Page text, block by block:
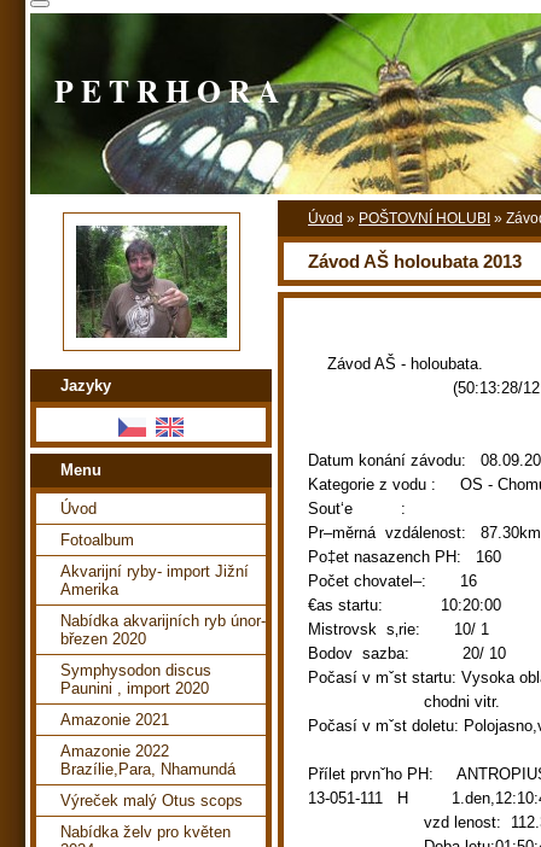
P E T R H O R A
Úvod » POŠTOVNÍ HOLUBI »
Závod AŠ holoubata 2013
Závod AŠ - holoubata.
(50:13:28/
Datum konání závodu:
Kategorie z vodu : OS -
Sout‘e :
Pr–měrná vzdálenost:
Po‡et nasazench PH: 160
Počet chovatel–: 16
€as startu: 10:20:00
Mistrovsk s‚rie: 10/ 1
Bodov sazba: 20/ 10
Počasí v mˇst startu: Vysoka
chodni
Počasí v mˇst doletu:
Přílet prvnˇho PH:
13-051-111 H
vzd lenost: 112.32km
Jazyky
Menu
Úvod
Fotoalbum
Akvarijní ryby- import Jižní
Amerika
Nabídka akvarijních ryb únor-
březen 2020
Symphysodon discus
Paunini , import 2020
Amazonie 2021
Amazonie 2022
Brazílie,Para, Nhamundá
Výreček malý Otus scops
Nabídka želv pro květen